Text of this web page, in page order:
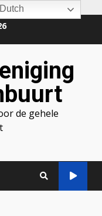
de gehele
Dutch